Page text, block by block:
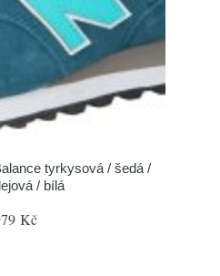
tyrkysová / šedá /
/ bílá
Kč